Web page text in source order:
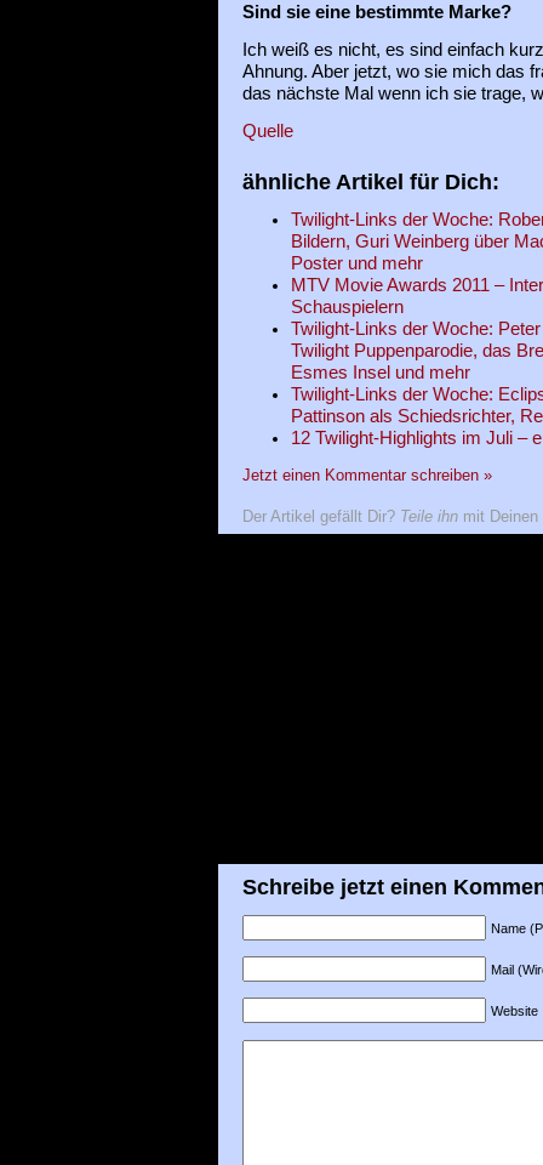
Sind sie eine bestimmte Marke?
Ich weiß es nicht, es sind einfach
Ahnung. Aber jetzt, wo sie mich das
das nächste Mal wenn ich sie trage,
Quelle
ähnliche Artikel für Dich:
Twilight-Links der Woche:
Bildern, Guri Weinberg über
Poster und mehr
MTV Movie Awards 2011 –
Schauspielern
Twilight-Links der Woche:
Twilight Puppenparodie, das
Esmes Insel und mehr
Twilight-Links der Woche:
Pattinson als Schiedsrichter,
12 Twilight-Highlights im Juli –
Jetzt einen Kommentar schreiben »
Der Artikel gefällt Dir? Teile ihnmit Deinen
Schreibe jetzt einen
Name
Mail
Website